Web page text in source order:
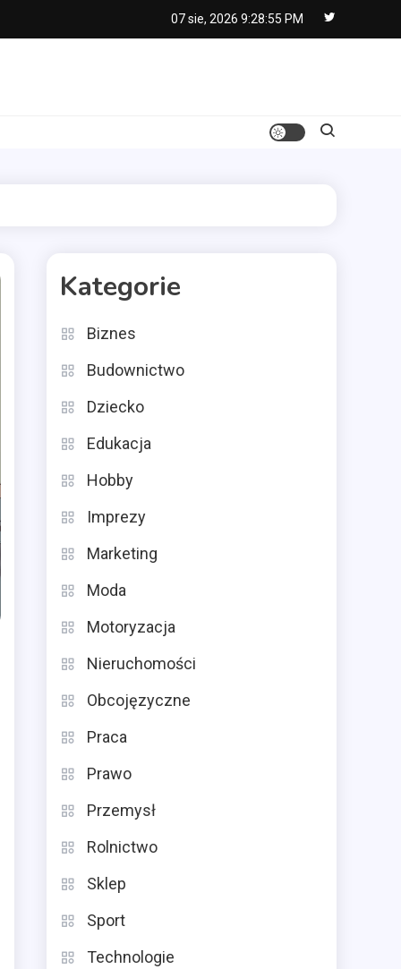
07 sie, 2026 9:28:56 PM
Kategorie
Biznes
Budownictwo
Dziecko
Edukacja
Hobby
Imprezy
Marketing
Moda
Motoryzacja
Nieruchomości
Obcojęzyczne
Praca
Prawo
Przemysł
Rolnictwo
Sklep
Sport
Technologie